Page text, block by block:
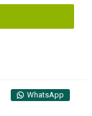
WhatsApp